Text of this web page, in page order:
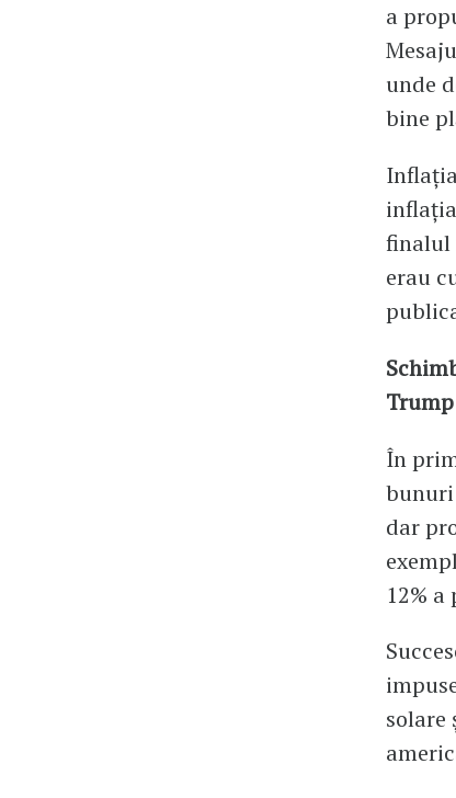
a
unde
bine
finalul
erau
Trump
În
dar
12%
solare